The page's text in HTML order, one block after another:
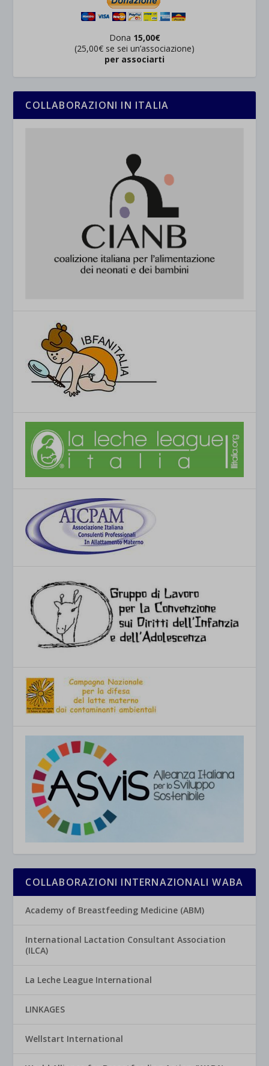
Dona 15,00€
(25,00€ se sei un’associazione)
per associarti
COLLABORAZIONI IN ITALIA
COLLABORAZIONI INTERNAZIONALI WABA
Academy of Breastfeeding Medicine (ABM)
International Lactation Consultant Association
(ILCA)
La Leche League International
LINKAGES
Wellstart International